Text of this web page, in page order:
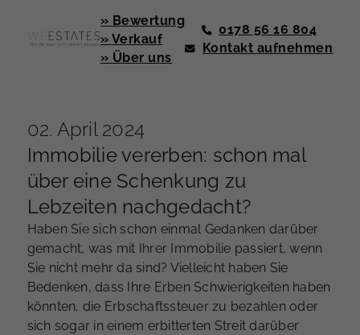
» Bewertung
» Verkauf
» Über uns
0178 56 16 804
Kontakt aufnehmen
02. April 2024
Immobilie vererben: schon mal
über eine Schenkung zu
Lebzeiten nachgedacht?
Haben Sie sich schon einmal Gedanken darüber
gemacht, was mit Ihrer Immobilie passiert, wenn
Sie nicht mehr da sind? Vielleicht haben Sie
Bedenken, dass Ihre Erben Schwierigkeiten haben
könnten, die Erbschaftssteuer zu bezahlen oder
sich sogar in einem erbitterten Streit darüber